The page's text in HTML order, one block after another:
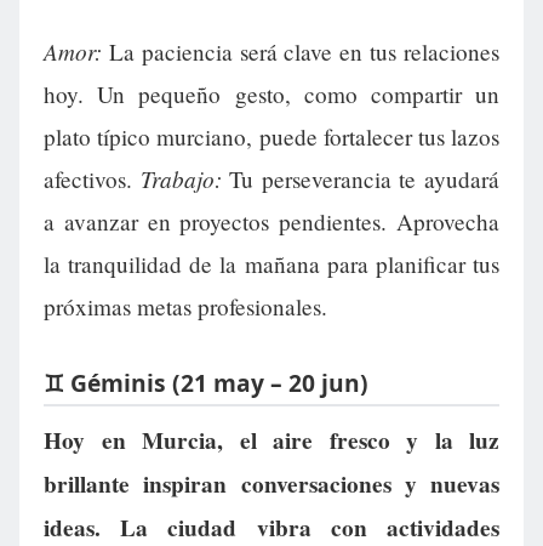
Amor: La paciencia será clave en tus relaciones
hoy. Un pequeño gesto, como compartir un
plato típico murciano, puede fortalecer tus lazos
afectivos. Trabajo: Tu perseverancia te ayudará
a avanzar en proyectos pendientes. Aprovecha
la tranquilidad de la mañana para planificar tus
próximas metas profesionales.
♊ Géminis (21 may – 20 jun)
Hoy en Murcia, el aire fresco y la luz
brillante inspiran conversaciones y nuevas
ideas. La ciudad vibra con actividades